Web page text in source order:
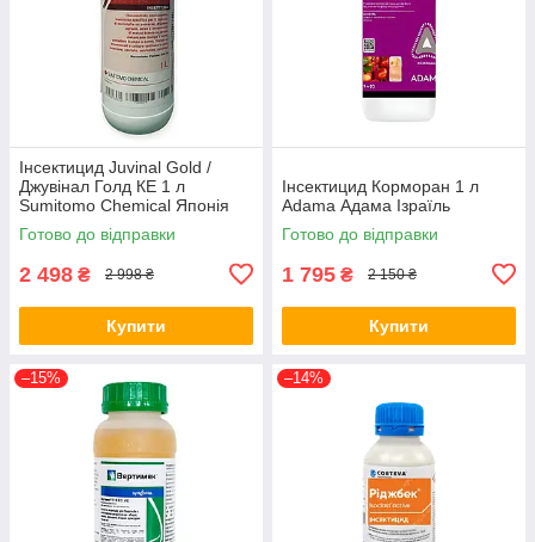
Інсектицид Juvinal Gold /
Джувінал Голд КЕ 1 л
Sumitomo Chemical Японія
Готово до відправки
2 498 ₴ 2 998 ₴
Купити
Інсектицид Корморан 1 л
Аdama Адама Ізраїль
Готово до відправки
1 795 ₴ 2 150 ₴
Купити
–15% –14%